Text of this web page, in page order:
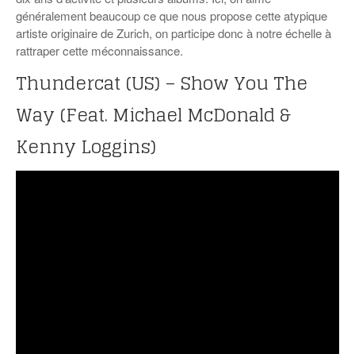
généralement beaucoup ce que nous propose cette atypique
artiste originaire de Zurich, on participe donc à notre échelle à
rattraper cette méconnaissance.
Thundercat (US) – Show You The
Way (Feat. Michael McDonald &
Kenny Loggins)